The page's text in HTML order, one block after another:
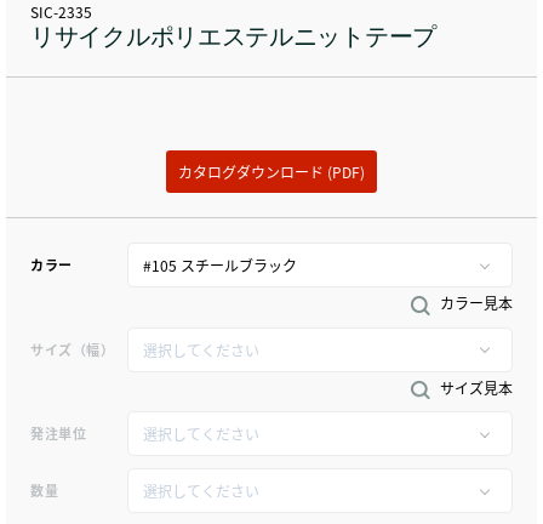
SIC-2335
リサイクルポリエステルニットテープ
カタログダウンロード (PDF)
カラー
カラー見本
サイズ（幅）
サイズ見本
発注単位
数量